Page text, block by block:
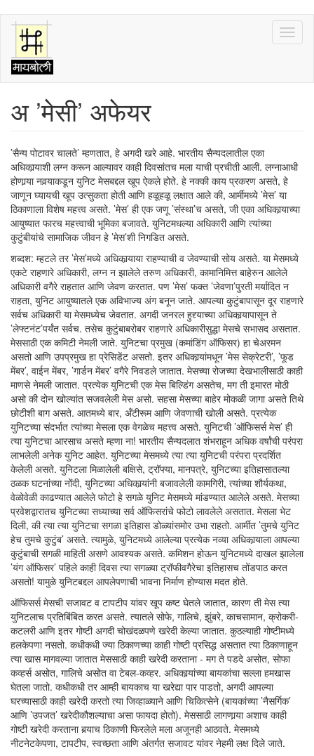
Skip
main
content
अ ’मेसी’ अफेयर
’सैन्य पोटावर चालते’ म्हणतात, हे अगदी खरे आहे. भारतीय सैन्यदलातील एका
अधिकार्‍याशी लग्न करून आल्यावर काही दिवसांतच मला याची प्रचीती आली. लग्नाआधी
होणार्‍या नवर्‍याकडून युनिट मेसबद्दल खूप ऐकले होते. हे नक्की काय प्रकरण असते, हे
जाणून घ्यायची खूप उत्सुकता होती आणि हळूहळू लक्षात आले की, आर्मीमध्ये ’मेस’ या
ठिकाणाला विशेष महत्त्व असते. ’मेस’ ही एक जणू ’संस्था’च असते, जी एका अधिकार्‍याच्या
आयुष्यात फारच महत्त्वाची भूमिका बजावते. युनिटमधल्या अधिकारी आणि त्यांच्या
कुटुंबीयांचे सामाजिक जीवन हे ’मेस’शी निगडित असते.
शब्दश: म्हटले तर ’मेस’मध्ये अधिकार्‍याया राहण्याची व जेवण्याची सोय असते. या मेसमध्ये
एकटे राहणारे अधिकारी, लग्न न झालेले तरुण अधिकारी, कामानिमित्त बाहेरुन आलेले
अधिकारी वगैरे राहतात आणि जेवण करतात. पण ’मेस’ फक्त ’जेवणा’पुरती मर्यादित न
राहता, युनिट आयुष्यातले एक अविभाज्य अंग बनून जाते. आपल्या कुटुंबापासून दूर राहणारे
सर्वच अधिकारी या मेसमध्येच जेवतात. अगदी जनरल हुद्द्याच्या अधिकार्‍यापासून ते
’लेफ्टनंट’पर्यंत सर्वच. तसेच कुटुंबाबरोबर राहणारे अधिकारीसुद्धा मेसचे सभासद असतात.
मेससाठी एक कमिटी नेमली जाते. युनिटचा प्रमुख (कमांडिंग ऑफिसर) हा चेअरमन
असतो आणि उपप्रमुख हा प्रेसिडेंट असतो. इतर अधिकार्‍यांमधून ’मेस सेक्रेटरी’, ’फूड
मेंबर’, वाईन मेंबर, ’गार्डन मेंबर’ वगैरे निवडले जातात. मेसच्या रोजच्या देखभालीसाठी काही
माणसे नेमली जातात. प्रत्येक युनिटची एक मेस बिल्डिंग असतेच, मग ती इमारत मोठी
असो की दोन खोल्यांत सजवलेली मेस असो. सहसा मेसच्या बाहेर मोकळी जागा असते तिथे
छोटीशी बाग असते. आतमध्ये बार, अँटीरूम आणि जेवणाची खोली असते. प्रत्येक
युनिटच्या संदर्भात त्यांच्या मेसला एक वेगळेच महत्त्व असते. युनिटची ’ऑफिसर्स मेस’ ही
त्या युनिटचा आरसाच असते म्हणा ना! भारतीय सैन्यदलात शंभराहून अधिक वर्षांची परंपरा
लाभलेली अनेक युनिट आहेत. युनिटच्या मेसमध्ये त्या त्या युनिटची परंपरा प्रदर्शित
केलेली असते. युनिटला मिळालेली बक्षिसे, ट्रॉफ्या, मानपत्रे, युनिटच्या इतिहासातल्या
ठळक घटनांच्या नोंदी, युनिटच्या अधिकार्‍यांनी बजावलेली कामगिरी, त्यांच्या शौर्यकथा,
वेळोवेळी काढण्यात आलेले फोटो हे सगळे युनिट मेसमध्ये मांडण्यात आलेले असते. मेसच्या
प्रवेशद्वारातच युनिटच्या सध्याच्या सर्व ऑफिसरांचे फोटो लावलेले असतात. मेसला भेट
दिली, की त्या त्या युनिटचा सगळा इतिहास डोळ्यांसमोर उभा राहतो. आर्मीत ’तुमचे युनिट
हेच तुमचे कुटुंब’ असते. त्यामुळे, युनिटमध्ये आलेल्या प्रत्येक नव्या अधिकार्‍याला आपल्या
कुटुंबाची सगळी माहिती असणे आवश्यक असते. कमिशन होऊन युनिटमध्ये दाखल झालेला
’यंग ऑफिसर’ पहिले काही दिवस त्या सगळ्या ट्रॉफीवगैरेचा इतिहासच तोंडपाठ करत
असतो! यामुळे युनिटबद्दल आपलेपणाची भावना निर्माण होण्यास मदत होते.
ऑफिसर्स मेसची सजावट व टापटीप यांवर खूप कष्ट घेतले जातात, कारण ती मेस त्या
युनिटलाच प्रतिबिंबित करत असते. त्यातले सोफे, गालिचे, झुंबरे, काचसामान, क्रोकरी-
कटलरी आणि इतर गोष्टी अगदी चोखंदळपणे खरेदी केल्या जातात. कुठल्याही गोष्टीमध्ये
हलकेपणा नसतो. कधीकधी ज्या ठिकाणच्या काही गोष्टी प्रसिद्ध असतात त्या ठिकाणाहून
त्या खास मागवल्या जातात मेससाठी काही खरेदी करताना - मग ते पडदे असोत, सोफा
कव्हर्स असोत, गालिचे असोत वा टेबल-कव्हर. अधिकार्‍यांच्या बायकांचा सल्ला हमखास
घेतला जातो. कधीकधी तर आम्ही बायकाच या खरेद्या पार पाडतो, अगदी आपल्या
घरच्यासाठी काही खरेदी करतो त्या जिव्हाळ्याने आणि चिकित्सेने (बायकांच्या ’नैसर्गिक’
आणि ’उपजत’ खरेदीकौशल्याचा असा फायदा होतो). मेससाठी लागणार्‍या अशाच काही
गोष्टी खरेदी करताना बर्‍याच ठिकाणी फिरलेले मला अजूनही आठवते. मेसमध्ये
नीटनेटकेपणा, टापटीप, स्वच्छता आणि अंतर्गत सजावट यांवर नेहमी लक्ष दिले जाते.